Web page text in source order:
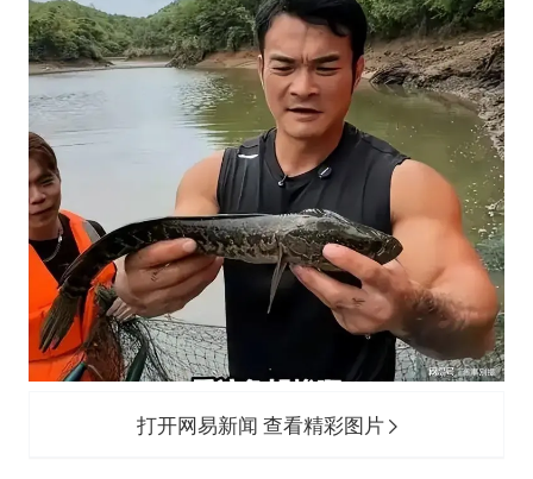
打开网易新闻 查看精彩图片